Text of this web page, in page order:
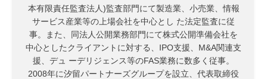
本有限責任監査法人)監査部門にて製造業、小売業、情報
サービス産業等の上場会社を中心とし た法定監査に従
事。また、同法人公開業務部門にて株式公開準備会社を
中心としたクライアントに対する、IPO支援、M&A関連支
援、デュ ーデリジェンス等のFAS業務に数多く従事。
2008年に汐留パートナーズグループを設立、代表取締役